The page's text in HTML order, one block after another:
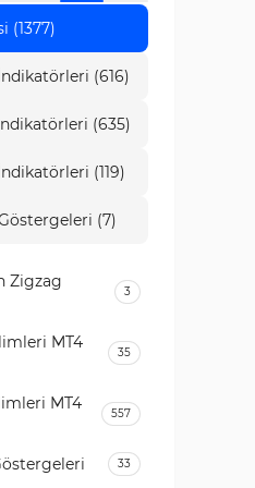
(1377)
(616)
(635)
(119)
(7)
Zigzag
3
MT4
35
MT4
557
33